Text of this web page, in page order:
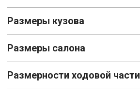
Размеры кузова
Размеры салона
Размерности ходовой части